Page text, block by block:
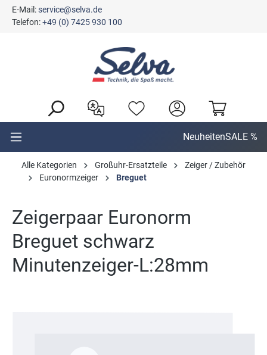
springen
E-Mail:service@selva.de
Telefon:+49 (0) 7425 930 100
NeuheitenSALE %
Alle Kategorien Großuhr-Ersatzteile
Zeiger / Zubehör
Euronormzeiger
Breguet
Zeigerpaar Euronorm
Breguet schwarz
Minutenzeiger-L:28mm